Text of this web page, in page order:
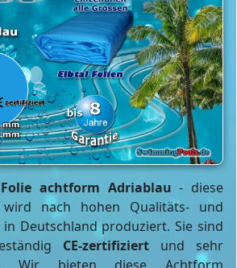
achtform Adriablau - diese
wird nach hohen Qualitäts- und
Deutschland produziert. Sie sind
CE-zertifiziert und sehr